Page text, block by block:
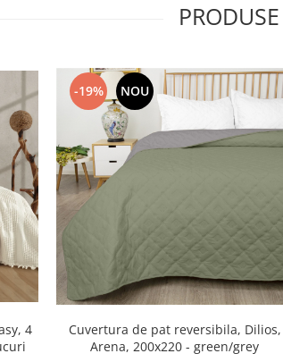
4
-19% NOU
Cuvertura de pat reversibila, Dilios,
Arena, 200x220 - green/grey